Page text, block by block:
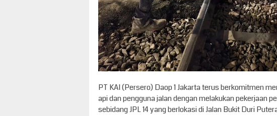
PT KAI (Persero) Daop 1 Jakarta terus berkomitmen
api dan pengguna jalan dengan melakukan pekerjaan
sebidang JPL 14 yang berlokasi di Jalan Bukit Duri